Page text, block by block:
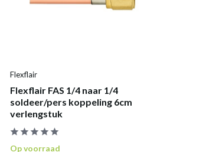
Flexflair
Flexflair FAS 1/4 naar 1/4
soldeer/pers koppeling 6cm
verlengstuk
Op voorraad